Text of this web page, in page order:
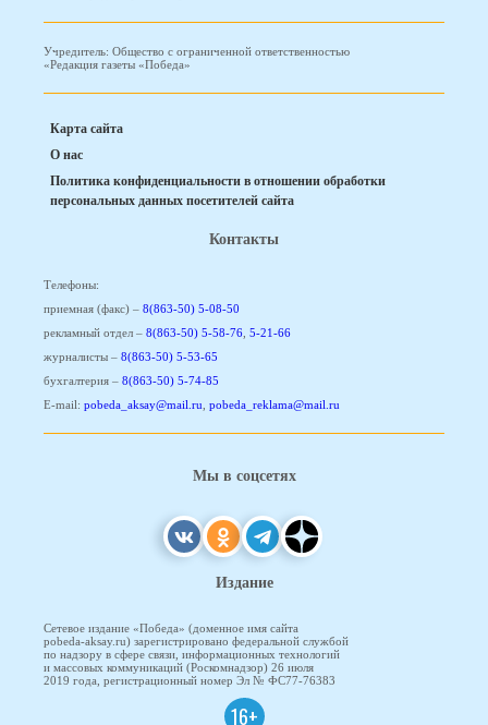
Учредитель: Общество с ограниченной ответственностью
«Редакция газеты «Победа»
Карта сайта
О нас
Политика конфиденциальности в отношении обработки
персональных данных посетителей сайта
Контакты
Телефоны:
приемная (факс) – 8(863-50) 5-08-50
рекламный отдел – 8(863-50) 5-58-76, 5-21-66
журналисты – 8(863-50) 5-53-65
бухгалтерия – 8(863-50) 5-74-85
E-mail: pobeda_aksay@mail.ru, pobeda_reklama@mail.ru
Мы в соцсетях
Издание
Сетевое издание «Победа» (доменное имя сайта
pobeda-aksay.ru) зарегистрировано федеральной службой
по надзору в сфере связи, информационных технологий
и массовых коммуникаций (Роскомнадзор) 26 июля
2019 года, регистрационный номер Эл № ФС77-76383
16+